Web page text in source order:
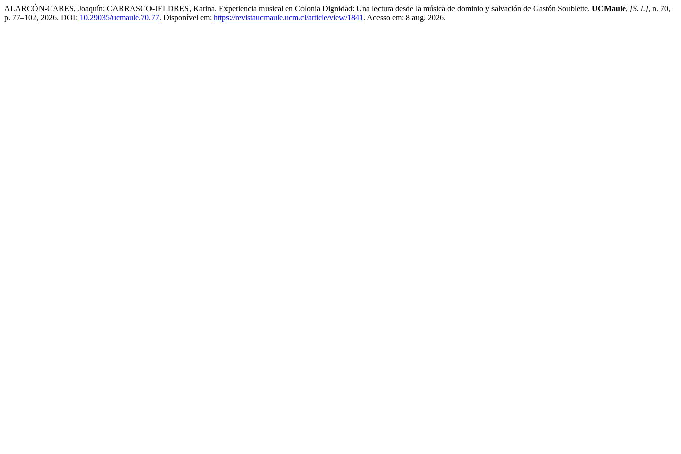
ALARCÓN-CARES, Joaquín; CARRASCO-JELDRES, Karina. Experiencia musical en Colonia Dignidad: Una lectura desde la música de dominio y salvación de Gastón Soublette. UCMaule, [S. l.], n. 70,
p. 77–102, 2026. DOI: 10.29035/ucmaule.70.77. Disponível em: https://revistaucmaule.ucm.cl/article/view/1841 . Acesso em: 8 aug. 2026.